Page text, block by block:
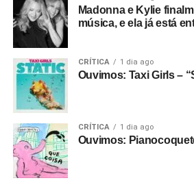
Madonna e Kylie
música, e ela já está
CRÍTICA 1 dia ago
Ouvimos: Taxi Girls –
CRÍTICA 1 dia ago
Ouvimos: